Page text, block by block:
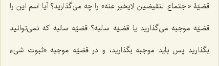
قضیّۀ «اجتماع النقیضین لایخبر عنه» را چه می‌گذارید؟ آیا اسم این را
قضیّه موجبه می‌گذارید یا قضیّه سالبه؟ قضیّه سالبه که نمی‌توانید
بگذارید پس باید موجبه بگذارید، و در قضیّه موجبه «ثبوت شیء